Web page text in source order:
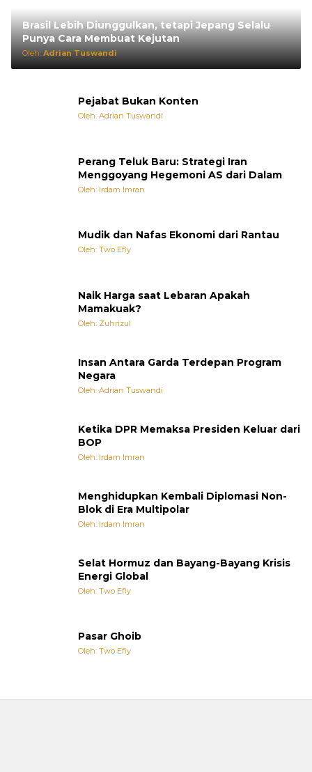
Brasil Lebih Diunggulkan, tetapi Jepang Selalu
Punya Cara Membuat Kejutan
Oleh: Adrian Tuswandi
Pejabat Bukan Konten
Oleh: Adrian Tuswandi
Perang Teluk Baru: Strategi Iran
Menggoyang Hegemoni AS dari Dalam
Oleh: Irdam Imran
Mudik dan Nafas Ekonomi dari Rantau
Oleh: Two Efly
Naik Harga saat Lebaran Apakah
Mamakuak?
Oleh: Zuhrizul
Insan Antara Garda Terdepan Program
Negara
Oleh: Adrian Tuswandi
Ketika DPR Memaksa Presiden Keluar dari
BOP
Oleh: Irdam Imran
Menghidupkan Kembali Diplomasi Non-
Blok di Era Multipolar
Oleh: Irdam Imran
Selat Hormuz dan Bayang-Bayang Krisis
Energi Global
Oleh: Two Efly
Pasar Ghoib
Oleh: Two Efly